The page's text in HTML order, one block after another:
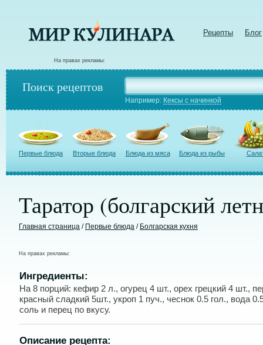
Рецепты Блог
На правах рекламы:
Поиск рецептов
Например: Кексы с начинкой
Первые блюда Вторые блюда Блюда из мяса Блюда из рыбы
Таратор (болгарский
Главная страница / Первые блюда / Болгарская кухня
На правах рекламы:
Ингредиенты:
На 8 порций: кефир 2 л., огурец 4 шт., орех грецкий 4 шт.,
красный сладкий 5шт., укроп 1 пуч., чеснок 0.5 гол., вода
соль и перец по вкусу.
Описание рецепта: